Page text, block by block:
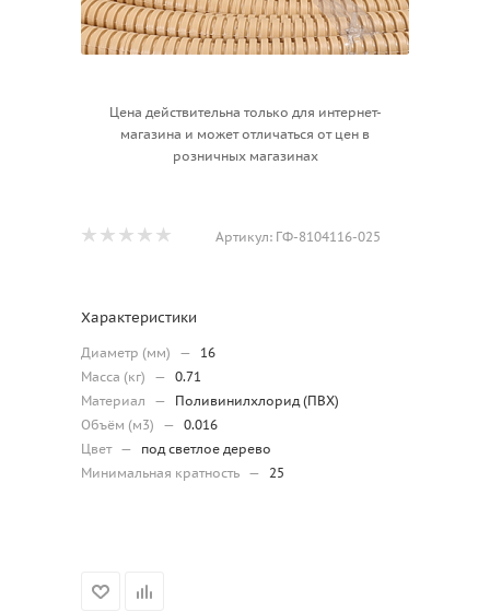
Цена действительна только для интернет-
магазина и может отличаться от цен в
розничных магазинах
Артикул: ГФ-8104116-025
Характеристики
Диаметр (мм) —
16
Масса (кг)
— 0.71
Материал
—
Поливинилхлорид (ПВХ)
Объём (м3)
— 0.016
Цвет —
под светлое дерево
Минимальная кратность — 25